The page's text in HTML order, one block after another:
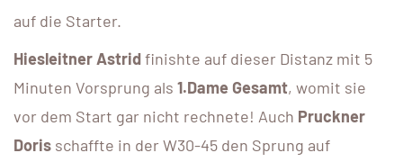
auf die Starter.
Hiesleitner Astridfinishte auf dieser Distanz mit 5
Minuten Vorsprung als 1.Dame Gesamt, womit sie
vor dem Start gar nicht rechnete! Auch Pruckner
Doris schaffte in der W30-45 den Sprung auf